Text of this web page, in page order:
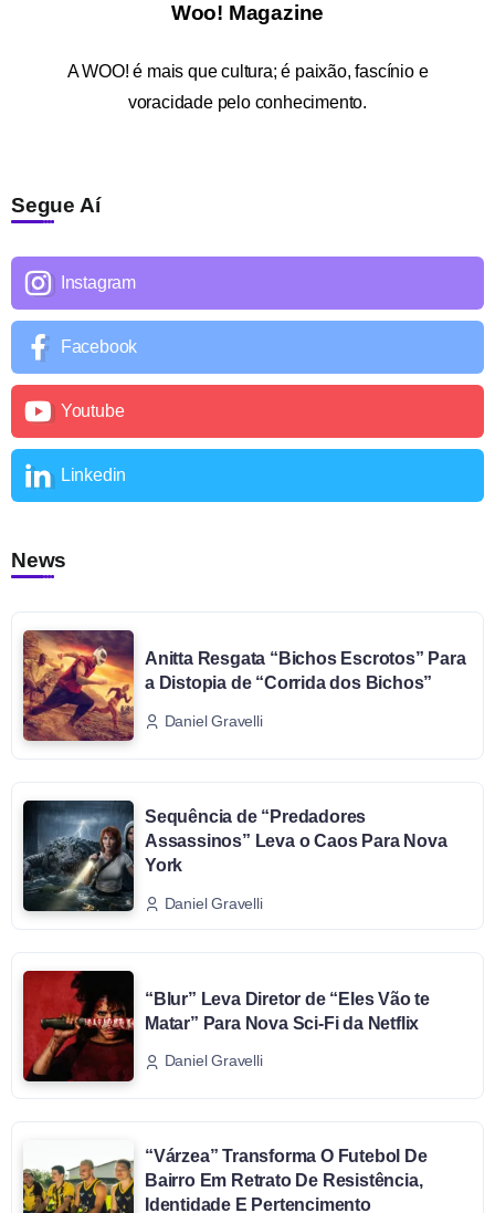
Woo! Magazine
AWOO! é mais que cultura; é paixão, fascínio e
voracidade pelo conhecimento.
Segue Aí
Instagram
Facebook
Youtube
Linkedin
News
Anitta Resgata “Bichos Escrotos” Para
a Distopia de “Corrida dos Bichos”
Daniel Gravelli
Sequência de “Predadores
Assassinos” Leva o Caos Para Nova
York
Daniel Gravelli
“Blur” Leva Diretor de “Eles Vão te
Matar” Para Nova Sci-Fi da Netflix
Daniel Gravelli
“Várzea” Transforma O Futebol De
Bairro Em Retrato De Resistência,
Identidade E Pertencimento